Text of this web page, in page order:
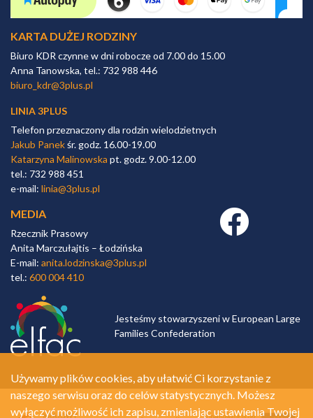
KARTA DUŻEJ RODZINY
Biuro KDR czynne w dni robocze od 7.00 do 15.00
Anna Tanowska, tel.: 732 988 446
biuro_kdr@3plus.pl
LINIA 3PLUS
Telefon przeznaczony dla rodzin wielodzietnych
Jakub Panekśr. godz. 16.00-19.00
Katarzyna Malinowska pt. godz. 9.00-12.00
tel.: 732 988 451
e-mail: linia@3plus.pl
MEDIA
Rzecznik Prasowy
Anita Marczułajtis – Łodzińska
E-mail: anita.lodzinska@3plus.pl
tel.: 600 004 410
Facebook link
Jesteśmy stowarzyszeni w European Large
Families Confederation
Używamy plików cookies, aby ułatwić Ci korzystanie z
naszego serwisu oraz do celów statystycznych. Możesz
wyłączyć możliwość ich zapisu, zmieniając ustawienia Twojej